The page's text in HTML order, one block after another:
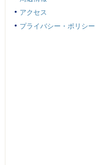
アクセス
プライバシー・ポリシー